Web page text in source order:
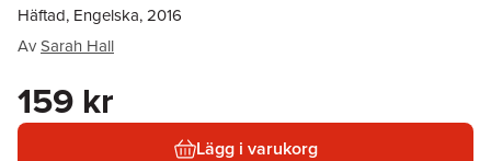
Häftad, Engelska, 2016
AvSarah Hall
159 kr
Lägg i varukorg